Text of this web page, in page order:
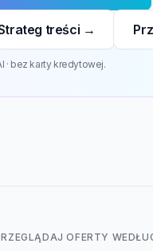
treści →
· bez karty kredytowej.
OFERTY